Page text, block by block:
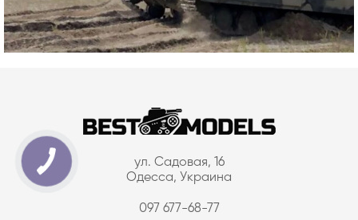
ул. Садовая, 16
Одесса, Украина
097 677-68-77